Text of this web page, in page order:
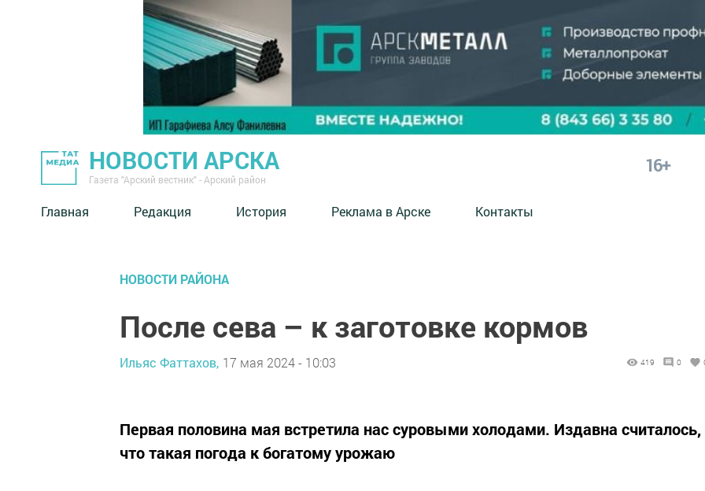
НОВОСТИ АРСКА
Газета "Арский вестник" - Арский район
16+
Главная Редакция История Реклама в Арске Контакты
НОВОСТИ РАЙОНА
После сева – к заготовке кормов
Ильяс Фаттахов, 17 мая 2024 - 10:03 419 0
Первая половина мая встретила нас суровыми холодами. Издавна считалось,
что такая погода к богатому урожаю